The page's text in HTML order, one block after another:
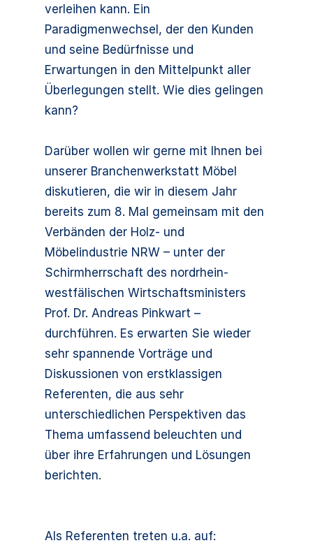
verleihen kann. Ein
Paradigmenwechsel, der den Kunden
und seine Bedürfnisse und
Erwartungen in den Mittelpunkt aller
Überlegungen stellt. Wie dies gelingen
kann?
Darüber wollen wir gerne mit Ihnen bei
unserer Branchenwerkstatt Möbel
diskutieren, die wir in diesem Jahr
bereits zum 8. Mal gemeinsam mit den
Verbänden der Holz- und
Möbelindustrie NRW – unter der
Schirmherrschaft des nordrhein-
westfälischen Wirtschaftsministers
Prof. Dr. Andreas Pinkwart –
durchführen. Es erwarten Sie wieder
sehr spannende Vorträge und
Diskussionen von erstklassigen
Referenten, die aus sehr
unterschiedlichen Perspektiven das
Thema umfassend beleuchten und
über ihre Erfahrungen und Lösungen
berichten.
Als Referenten treten u.a. auf: